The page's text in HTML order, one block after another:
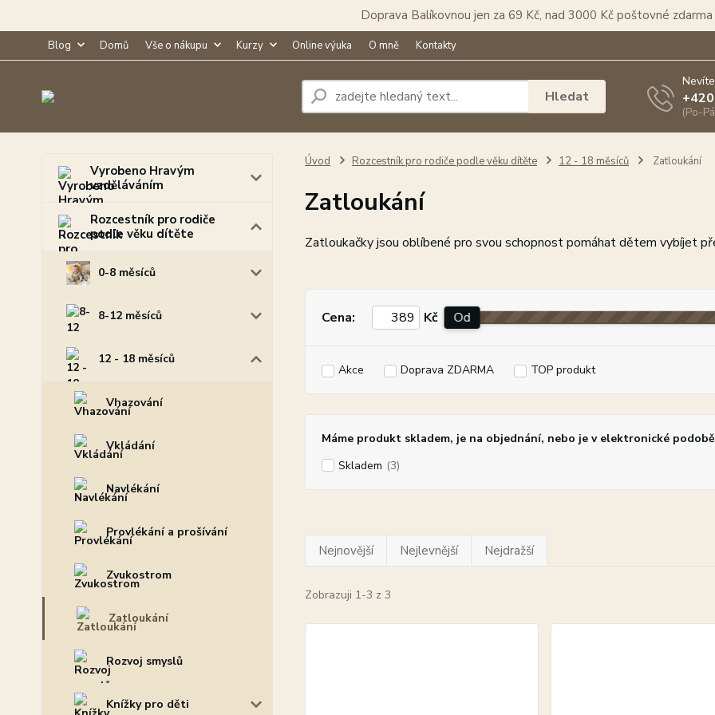
Doprava Balíkovnou jen za 69 Kč, nad 3000 Kč poštovné zdarma
Blog Domů Vše o nákupu Kurzy Online výuka O mně Kontakty
Hledat
(Po-
Vyrobeno Hravým
vzděláváním
Rozcestník pro rodiče
podle věku dítěte
0-8 měsíců
8-12 měsíců
12 - 18 měsíců
Vhazování
Vkládání
Navlékání
Provlékání a prošívání
Zvukostrom
Zatloukání
Rozvoj smyslů
Knížky pro děti
Úvod Rozcestník pro rodiče podle věku dítěte 12 - 18 měsíců Zatloukání
Zatloukání
Zatloukačky jsou oblíbené pro svou schopnost pomáhat dětem vybíjet
Cena: Kč Od
Akce Doprava ZDARMA TOP produkt
Máme produkt skladem, je na objednání, nebo je v elektronické
Skladem (3)
Nejnovější Nejlevnější Nejdražší
Zobrazuji 1-3 z 3